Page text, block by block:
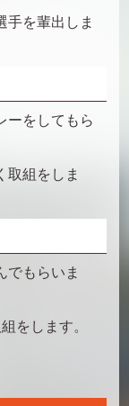
手を輩出しま
ーをしてもら
取組をしま
でもらいま
をします。